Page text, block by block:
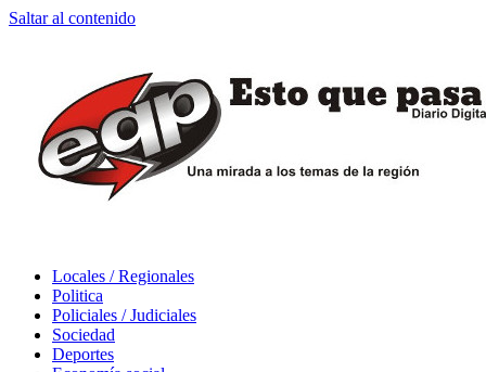
Saltar al contenido
Locales / Regionales
Politica
Policiales / Judiciales
Sociedad
Deportes